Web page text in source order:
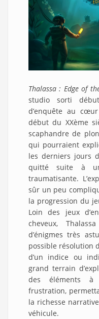
Thalassa : Edge of
studio sorti
d’enquête au
début du XXème
scaphandre de
qui pourraient
les derniers jours
quitté suite à
traumatisante.
sûr un peu
la progression du
Loin des jeux
cheveux,
d’énigmes très
possible résolution
d’un indice ou
grand terrain
des éléments à
frustration,
la richesse
véhicule.